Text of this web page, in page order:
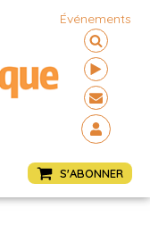
Événements
S'ABONNER